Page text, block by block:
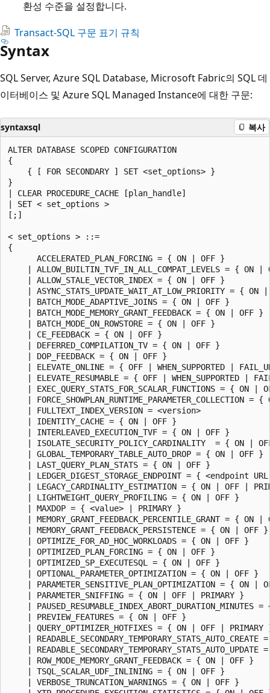
환성 수준을 설정합니다.
Transact-SQL 구문 표기 규칙
Syntax
SQL Server, Azure SQL Database, Microsoft Fabric의 SQL 데
이터베이스 및 Azure SQL Managed Instance에 대한 구문:
syntaxsql 복사
ALTER DATABASE SCOPED CONFIGURATION
{
    { [ FOR SECONDARY ] SET <set_options> }
}
| CLEAR PROCEDURE_CACHE [plan_handle]
| SET < set_options >
[;]
< set_options > ::=
{
      ACCELERATED_PLAN_FORCING = { ON | OFF }
| ALLOW_BUILTIN_TVF_IN_ALL_COMPAT_LEVELS = { ON |
    | ALLOW_STALE_VECTOR_INDEX = { ON | OFF }
| ASYNC_STATS_UPDATE_WAIT_AT_LOW_PRIORITY = { ON
    | BATCH_MODE_ADAPTIVE_JOINS = { ON | OFF }
    | BATCH_MODE_MEMORY_GRANT_FEEDBACK = { ON | OFF }
    | BATCH_MODE_ON_ROWSTORE = { ON | OFF }
    | CE_FEEDBACK = { ON | OFF }
    | DEFERRED_COMPILATION_TV = { ON | OFF }
    | DOP_FEEDBACK = { ON | OFF }
| ELEVATE_ONLINE = { OFF | WHEN_SUPPORTED |
| ELEVATE_RESUMABLE = { OFF | WHEN_SUPPORTED |
| EXEC_QUERY_STATS_FOR_SCALAR_FUNCTIONS = { ON |
| FORCE_SHOWPLAN_RUNTIME_PARAMETER_COLLECTION =
    | FULLTEXT_INDEX_VERSION = <version>
    | IDENTITY_CACHE = { ON | OFF }
    | INTERLEAVED_EXECUTION_TVF = { ON | OFF }
| ISOLATE_SECURITY_POLICY_CARDINALITY  = { ON |
    | GLOBAL_TEMPORARY_TABLE_AUTO_DROP = { ON | OFF }
    | LAST_QUERY_PLAN_STATS = { ON | OFF }
| LEDGER_DIGEST_STORAGE_ENDPOINT = { <endpoint
| LEGACY_CARDINALITY_ESTIMATION = { ON | OFF |
    | LIGHTWEIGHT_QUERY_PROFILING = { ON | OFF }
    | MAXDOP = { <value> | PRIMARY }
| MEMORY_GRANT_FEEDBACK_PERCENTILE_GRANT = { ON |
    | MEMORY_GRANT_FEEDBACK_PERSISTENCE = { ON | OFF }
    | OPTIMIZE_FOR_AD_HOC_WORKLOADS = { ON | OFF }
    | OPTIMIZED_PLAN_FORCING = { ON | OFF }
    | OPTIMIZED_SP_EXECUTESQL = { ON | OFF }
    | OPTIONAL_PARAMETER_OPTIMIZATION = { ON | OFF }
| PARAMETER_SENSITIVE_PLAN_OPTIMIZATION = { ON |
    | PARAMETER_SNIFFING = { ON | OFF | PRIMARY }
| PAUSED_RESUMABLE_INDEX_ABORT_DURATION_MINUTES =
    | PREVIEW_FEATURES = { ON | OFF }
| QUERY_OPTIMIZER_HOTFIXES = { ON | OFF | PRIMARY
| READABLE_SECONDARY_TEMPORARY_STATS_AUTO_CREATE
| READABLE_SECONDARY_TEMPORARY_STATS_AUTO_UPDATE
    | ROW_MODE_MEMORY_GRANT_FEEDBACK = { ON | OFF }
    | TSQL_SCALAR_UDF_INLINING = { ON | OFF }
    | VERBOSE_TRUNCATION_WARNINGS = { ON | OFF }